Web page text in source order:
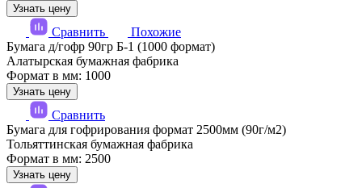
Узнать цену
Сравнить
Похожие
Бумага д/гофр 90гр Б-1 (1000 формат)
Алатырская бумажная фабрика
Формат в мм: 1000
Узнать цену
Сравнить
Бумага для гофрирования формат 2500мм (90г/м2)
Тольяттинская бумажная фабрика
Формат в мм: 2500
Узнать цену